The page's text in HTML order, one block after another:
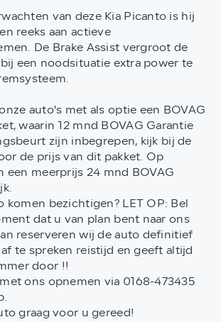
van deze Kia Picanto is hij
reeks aan actieve
De Brake Assist vergroot de
een noodsituatie extra power te
auto's met als optie een BOVAG
waarin 12 mnd BOVAG Garantie
zijn inbegrepen, kijk bij de
de prijs van dit pakket. Op
een meerprijs 24 mnd BOVAG
komen bezichtigen? LET OP: Bel
dat u van plan bent naar ons
reserveren wij de auto definitief
te spreken reistijd en geeft altijd
door !!
ons opnemen via 0168-473435
graag voor u gereed!